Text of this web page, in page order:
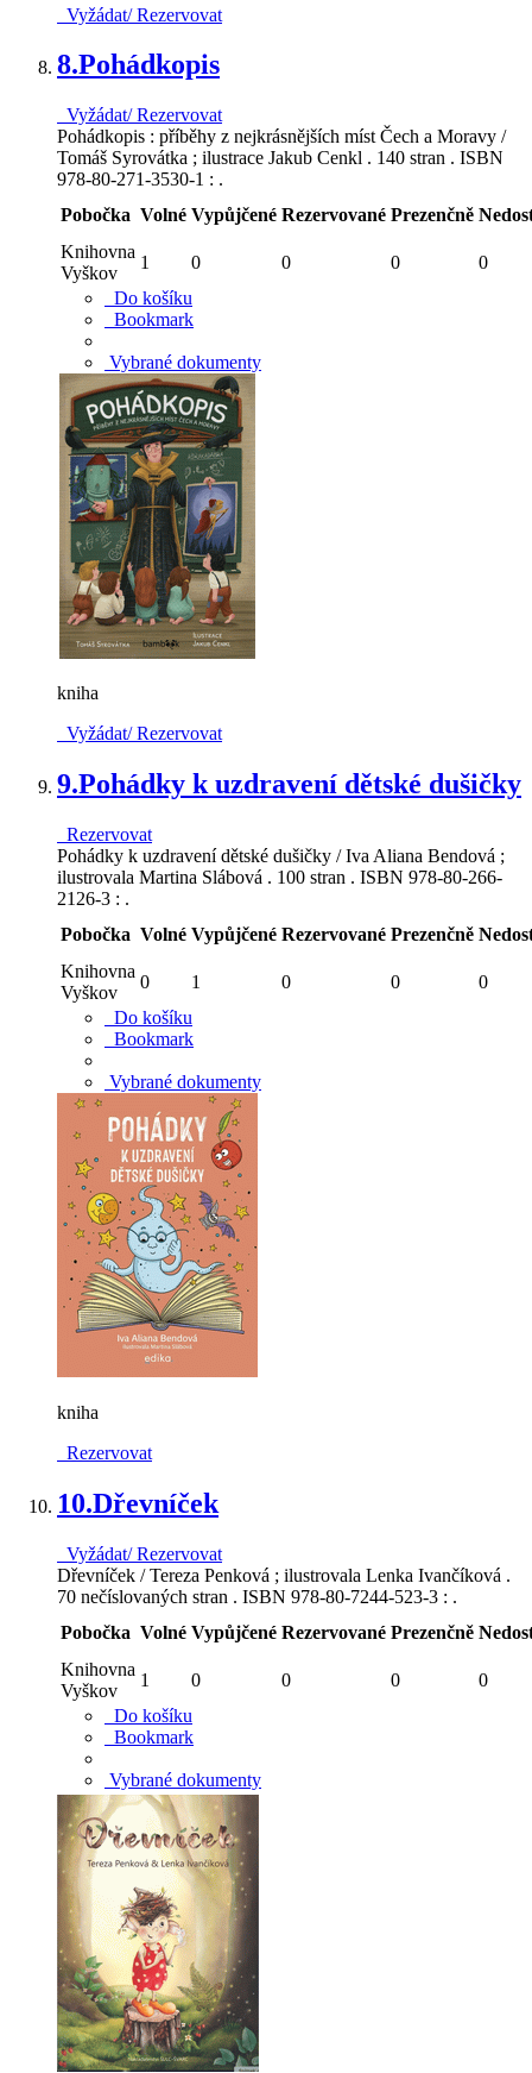
Vyžádat/ Rezervovat
8.Pohádkopis
Vyžádat/ Rezervovat
Pohádkopis : příběhy z nejkrásnějších míst Čech a Moravy /
Tomáš Syrovátka ; ilustrace Jakub Cenkl . 140 stran . ISBN
978-80-271-3530-1 : .
Pobočka Volné Vypůjčené Rezervované Prezenčně
Knihovna
Vyškov
1 0 0 0
0
Do košíku
Bookmark
Vybrané dokumenty
kniha
Vyžádat/ Rezervovat
9.Pohádky k uzdravení dětské dušičky
Rezervovat
Pohádky k uzdravení dětské dušičky / Iva Aliana Bendová ;
ilustrovala Martina Slábová . 100 stran . ISBN 978-80-266-
2126-3 : .
Pobočka Volné Vypůjčené Rezervované Prezenčně
Knihovna
Vyškov
0 1 0 0
0
Do košíku
Bookmark
Vybrané dokumenty
kniha
Rezervovat
10.Dřevníček
Vyžádat/ Rezervovat
Dřevníček / Tereza Penková ; ilustrovala Lenka Ivančíková .
70 nečíslovaných stran . ISBN 978-80-7244-523-3 : .
Pobočka Volné Vypůjčené Rezervované Prezenčně
Knihovna
Vyškov
1 0 0 0
0
Do košíku
Bookmark
Vybrané dokumenty